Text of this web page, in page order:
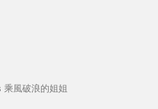
風破浪的姐姐